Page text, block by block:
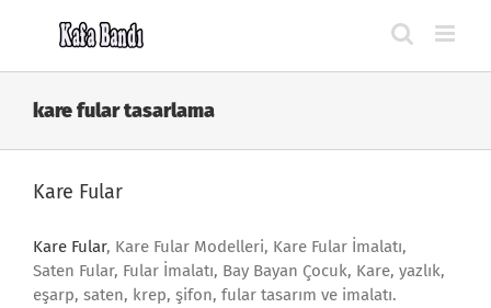
kare fular tasarlama
Kare Fular
Kare Fular, Kare Fular Modelleri, Kare Fular İmalatı,
Saten Fular, Fular İmalatı, Bay Bayan Çocuk, Kare, yazlık,
eşarp, saten, krep, şifon, fular tasarım ve imalatı.